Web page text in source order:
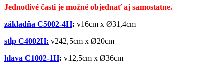
Jednotlivé časti je možné objednať aj samostatne.
základňa C5002-4H: v16cm x Ø31,4cm
stĺp C4002H: v242,5cm x Ø20cm
hlava C1002-1H: v12,5cm x Ø36cm